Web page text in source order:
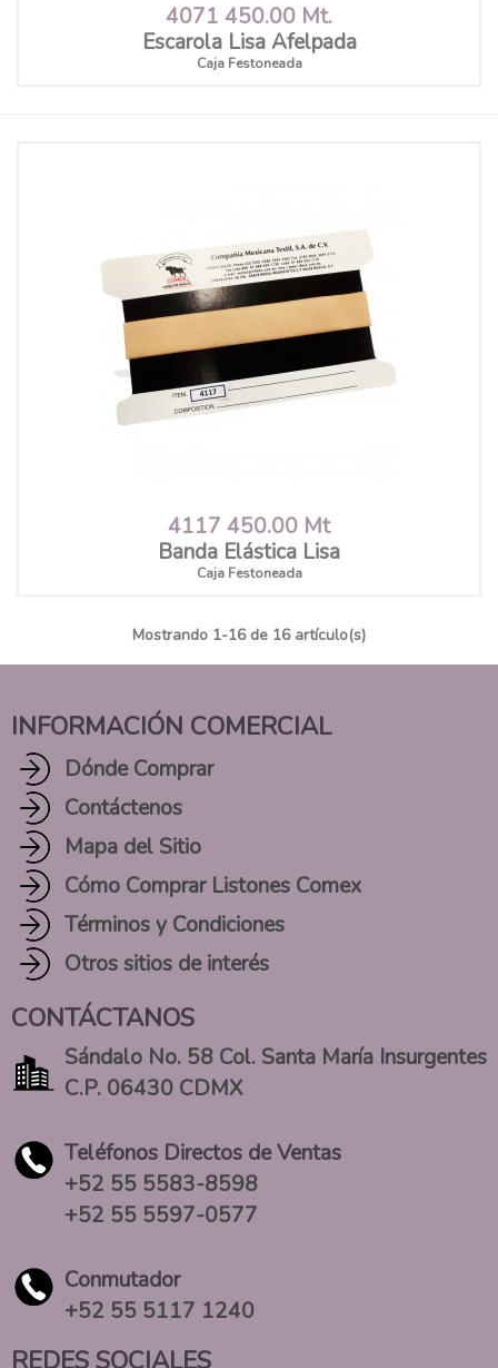
4071 450.00 Mt.
Escarola Lisa Afelpada
Caja Festoneada
4117 450.00 Mt
Banda Elástica Lisa
Caja Festoneada
Mostrando 1-16 de 16 artículo(s)
INFORMACIÓN COMERCIAL
Dónde Comprar
Contáctenos
Mapa del Sitio
Cómo Comprar Listones Comex
Términos y Condiciones
Otros sitios de interés
CONTÁCTANOS
Sándalo No. 58 Col. Santa María Insurgentes
C.P. 06430 CDMX
Teléfonos Directos de Ventas
+52 55 5583-8598
+52 55 5597-0577
Conmutador
+52 55 5117 1240
REDES SOCIALES